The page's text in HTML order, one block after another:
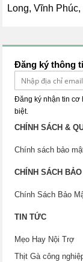
Long, Vĩnh
Đăng ký thông
Đăng ký nhận tin cơ
biệt.
CHÍNH SÁCH &
Chính sách bảo
CHÍNH SÁCH
Chính Sách Bảo
TIN TỨC
Mẹo Hay Nội Trợ
Thịt Gà công